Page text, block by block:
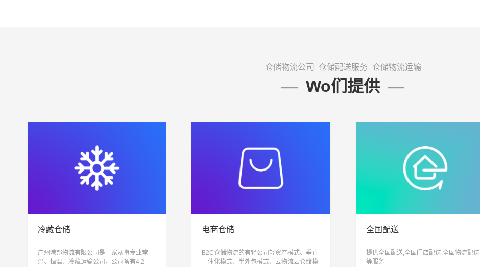
仓储物流公司_仓储配送服务_仓储物流运输
Wo们提供
冷藏仓储
广州港邦物流有限公司是一家从事专业常
温、恒温、冷藏运输公司，公司备有4.2
电商仓储
B2C仓储物流的有轻公司轻资产模式、垂直
一体化模式、半外包模式、云物流云仓储模
全国配送
提供全国配送,全国门店配送,全国物流配送
等服务